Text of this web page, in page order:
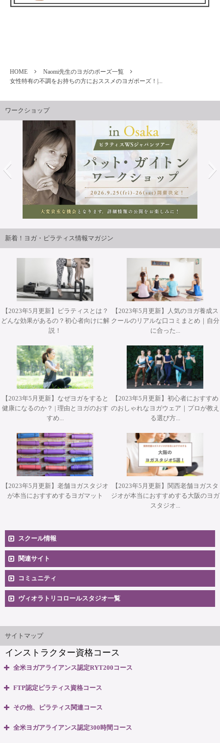
HOME
Naomi先生のヨガのポーズ一覧
女性特有の不調をお持ちの方におススメのヨガポーズ！|...
ワークショップ
ャパンツアーin大阪 開催決定！！
2026年9月25日・26日開講 パット・ガイトンピラティス
WSジャパンツアーin大阪 ”Pat Guyton Pilates Special
Summer Lab マットクラス【対面・オンライン(ア－カイブ
視聴あり）】
2026年10月12日(月・祝)開催 Misa先生によるワークショッ
プ『エクササイズを分解して理解する オ－プンレッグロッ
カ－＆ティ－ザ－』【対面】
2026年10月31日(土)開催 YT２００短期集中養成コース・
ヨガアドバンス養成コース担当講師 武井典子先生による
ワークショップ『シヴァナンダヨガ 3時間プラクティス』
2026年11月28日(土)&29(日)開催 柳本和也先生 Special
Workshop 2Days【対面】
新着！ヨガ・ピラティス情報マガジン
【2023年5月更新】ピラティスとは？
どんな効果があるの？初心者向けに解
説！
【2023年5月更新】人気のヨガ養成ス
クールのリアルな口コミまとめ｜自分
に合った...
【2023年5月更新】なぜヨガをすると
健康になるのか？ | 理由とヨガのおす
すめ...
【2023年5月更新】初心者におすすめ
のおしゃれなヨガウェア｜プロが教え
る選び方...
【2023年5月更新】老舗ヨガスタジオ
が本当におすすめするヨガマット
【2023年5月更新】関西老舗ヨガスタ
ジオが本当におすすめする大阪のヨガ
スタジオ...
スクール情報
安心のサポート体制
無料体験説明会
マップ＆交通のご案内
関連サイト
コミュニティ
卒業生向け掲示板
インストラクター'sマップ
ヴィオラトリコロールスタジオ一覧
大阪府大阪市中央区本町3丁目4番10号 本町野村ビルB1F
サイトマップ
インストラクター資格コース
全米ヨガアライアンス認定RYT200コース
・全米ヨガアライアンス認定 RYT200資格取得コース
FTP認定ピラティス資格コース
・ピラティスベーシック インストラクター資格コース
・リフォーマー1・2 インストラクター資格コース
その他、ピラティス関連コース
・ピラティスパーソナル指導者資格コース
全米ヨガアライアンス認定300時間コース